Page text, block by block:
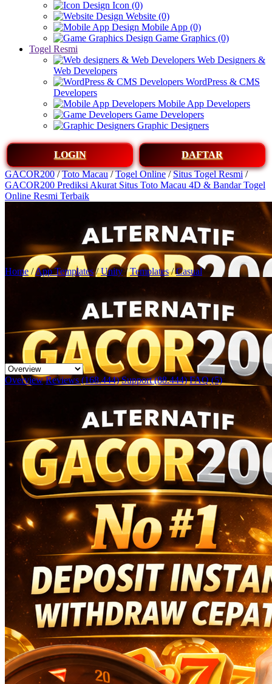
Icon (0)
Website (0)
Mobile App (0)
Game Graphics (0)
Togel Resmi
Web Designers &
Web Developers
WordPress & CMS
Developers
Mobile App Developers
Game Developers
Graphic Designers
LOGIN
DAFTAR
GACOR200/Toto Macau/Togel Online/Situs Togel Resmi/
GACOR200 Prediksi Akurat Situs Toto Macau 4D & Bandar Togel
Online Resmi Terbaik
Home /App Templates/Unity/Templates/Casual
Overview Reviews (168.444) Support (88.444) FAQ (5)